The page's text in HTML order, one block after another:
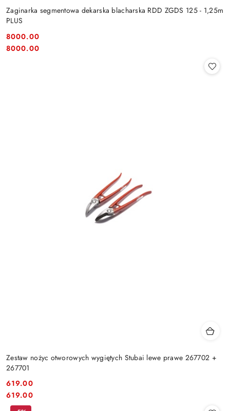
Zaginarka segmentowa dekarska blacharska RDD ZGDS 125 - 1,25m
PLUS
Cena:
8000.00
Cena:
8000.00
Zestaw nożyc otworowych wygiętych Stubai lewe prawe 267702 +
267701
Cena:
619.00
Cena:
619.00